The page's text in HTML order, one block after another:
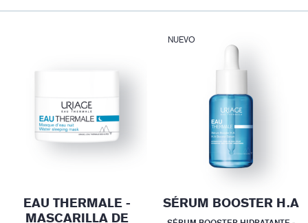
EAU THERMALE -
MASCARILLA DE
NUEVO
SÉRUM BOOSTER H.A